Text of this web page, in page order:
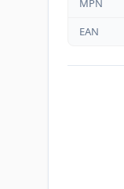
MPN
EAN